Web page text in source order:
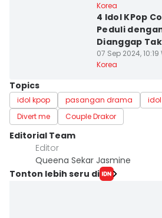
Korea
4 Idol KPop
Peduli
Dianggap
07 Sep 2024, 10:19
Korea
Topics
idol kpop pasangan drama
Divert me
Couple Drakor
Editorial Team
Editor
Queena Sekar Jasmine
Tonton lebih seru di